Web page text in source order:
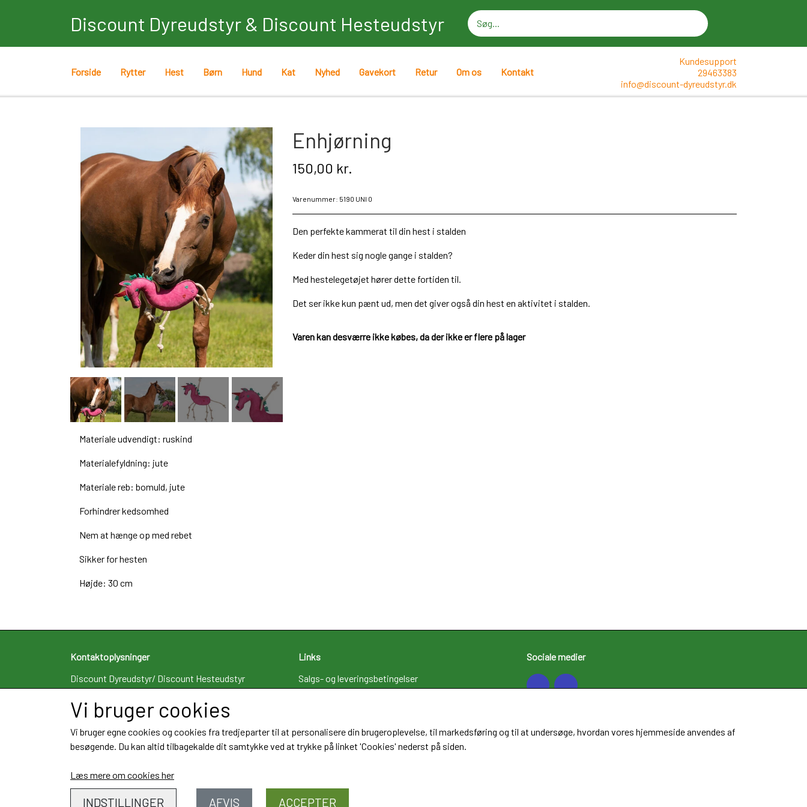
Discount Dyreudstyr & Discount Hesteudstyr
Forside Rytter Hest Børn Hund Kat Nyhed Gavekort Retur Om os Kontakt
Kundesupport
29463383
info@discount-dyreudstyr.dk
Enhjørning
150,00 kr.
Varenummer: 5190 UNI 0
Den perfekte kammerat til din hest i stalden
Keder din hest sig nogle gange i stalden?
Med hestelegetøjet hører dette fortiden til.
Det ser ikke kun pænt ud, men det giver også din hest en aktivitet i stalden.
Varen kan desværre ikke købes, da der ikke er flere på lager
Materiale udvendigt: ruskind
Materialefyldning: jute
Materiale reb: bomuld, jute
Forhindrer kedsomhed
Nem at hænge op med rebet
Sikker for hesten
Højde: 30 cm
Kontaktoplysninger
Discount Dyreudstyr/ Discount Hesteudstyr
V/ RC Foder I/S
Algade 12B st.
4660 St. Heddinge
Telefon: 29463383
Links
Salgs- og leveringsbetingelser
Cookies
Om os
Kontakt
Sociale medier
Vi bruger cookies
Vi bruger egne cookies og cookies fra tredjeparter til at personalisere din brugeroplevelse, til markedsføring og til at undersøge, hvordan vores hjemmeside anvendes af
besøgende. Du kan altid tilbagekalde dit samtykke ved at trykke på linket 'Cookies' nederst på siden.
Læs mere om cookies her
INDSTILLINGER AFVIS ACCEPTER